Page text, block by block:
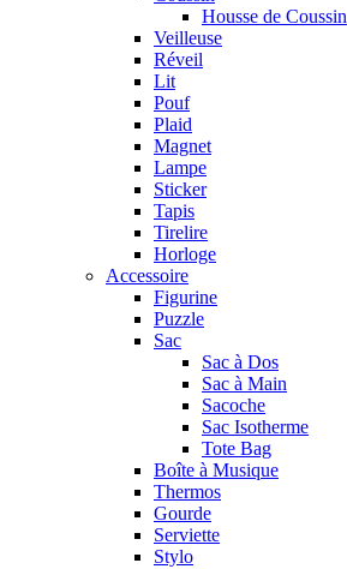
Housse de Coussin
Veilleuse
Réveil
Lit
Pouf
Plaid
Magnet
Lampe
Sticker
Tapis
Tirelire
Horloge
Accessoire
Figurine
Puzzle
Sac
Sac à Dos
Sac à Main
Sacoche
Sac Isotherme
Tote Bag
Boîte à Musique
Thermos
Gourde
Serviette
Stylo